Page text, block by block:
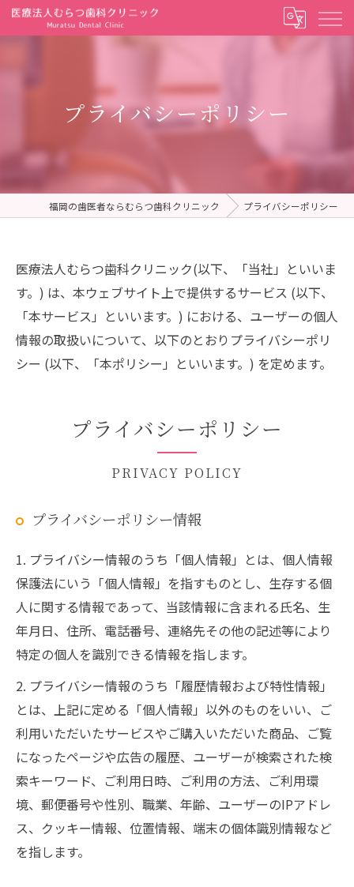
プライバシーポリシー
福岡の歯医者ならむらつ歯科クリニック プライバシーポリシー
医療法人むらつ歯科クリニック(以下、「当社」といいま
す。) は、本ウェブサイト上で提供するサービス (以下、
「本サービス」といいます。) における、ユーザーの個人
情報の取扱いについて、以下のとおりプライバシーポリ
シー (以下、「本ポリシー」といいます。) を定めます。
プライバシーポリシー
PRIVACY POLICY
プライバシーポリシー情報
1. プライバシー情報のうち「個人情報」とは、個人情報
保護法にいう「個人情報」を指すものとし、生存する個
人に関する情報であって、当該情報に含まれる氏名、生
年月日、住所、電話番号、連絡先その他の記述等により
特定の個人を識別できる情報を指します。
2. プライバシー情報のうち「履歴情報および特性情報」
とは、上記に定める「個人情報」以外のものをいい、ご
利用いただいたサービスやご購入いただいた商品、ご覧
になったページや広告の履歴、ユーザーが検索された検
索キーワード、ご利用日時、ご利用の方法、ご利用環
境、郵便番号や性別、職業、年齢、ユーザーのIPアドレ
ス、クッキー情報、位置情報、端末の個体識別情報など
を指します。